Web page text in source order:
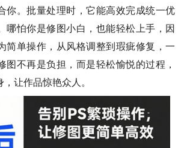
你。批量处理时，它能高效完成统一优
哪怕你是修图小白，也能轻松上手，因
简单操作，从风格调整到瑕疵修复，一
图不再是负担，而是轻松愉悦的过程，
让作品惊艳众人。